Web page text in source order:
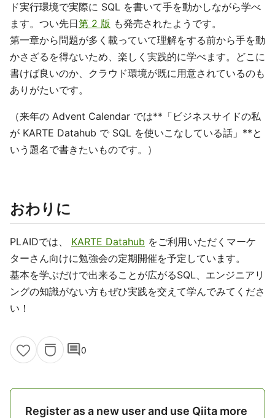
ド実行環境で実際に SQL を書いて手を動かしながら学べ
ます。つい先日第 2 版 も発売されたようです。
第一章から問題が多く載っていて理解をする前から手を動
かさざるを得ないため、楽しく実践的に学べます。どこに
書けば良いのか、クラウド環境が既に用意されているのも
ありがたいです。
（来年の Advent Calendar では**「ビジネスサイドの私
が KARTE Datahub で SQL を使いこなしている話」**と
いう題名で書きたいものです。）
おわりに
PLAIDでは、 KARTE Datahub をご利用いただくマーケ
ターさん向けに勉強会の定期開催を予定しています。
基本を学ぶだけで出来ることが広がるSQL、エンジニアリ
ングの知識がない方もぜひ実践を交えて学んでみてくださ
い！
comment0
Register as a new user and use Qiita more